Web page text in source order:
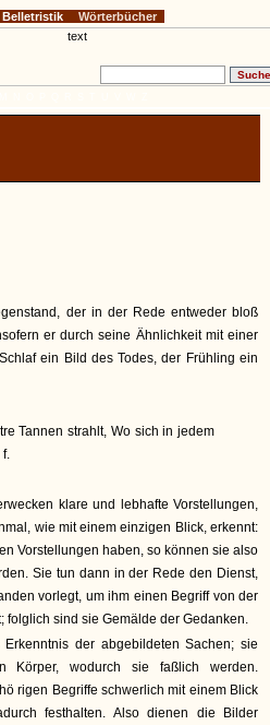
der in der Rede entweder bloß
er durch seine Ähnlichkeit mit einer
ein Bild des Todes, der Frühling ein
Tannen strahlt, Wo sich in jedem
f.
klare und lebhafte Vorstellungen,
wie mit einem einzigen Blick, erkennt:
Vorstellungen haben, so können sie also
Sie tun dann in der Rede den Dienst,
vorlegt, um ihm einen Begriff von der
sind sie Gemälde der Gedanken.
der abgebildeten Sachen; sie
Körper, wodurch sie faßlich werden.
rigen Begriffe schwerlich mit einem Blick
festhalten. Also dienen die Bilder
Belletristik Wörterbücher